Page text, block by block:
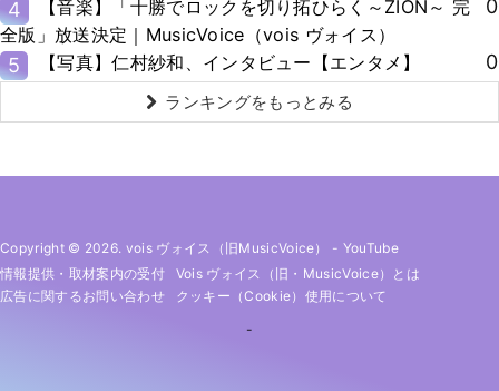
4
【音楽】「十勝でロックを切り拓ひらく～ZION～ 完
全版」放送決定｜MusicVoice（vois ヴォイス）
0
5 【写真】仁村紗和、インタビュー【エンタメ】 0
ランキングをもっとみる
Copyright © 2026. vois ヴォイス（旧MusicVoice） - YouTube
情報提供・取材案内の受付
Vois ヴォイス（旧・MusicVoice）とは
広告に関するお問い合わせ
クッキー（cookie）使用について
-